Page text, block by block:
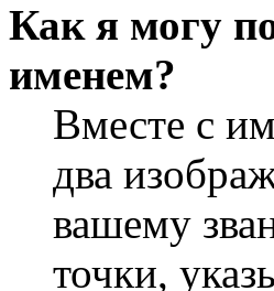
Как я могу
именем?
Вместе с
два
вашему
точки,